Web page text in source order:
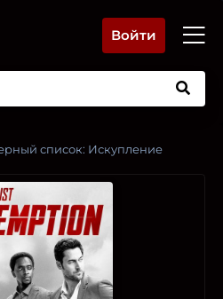
Войти
список: Искупление